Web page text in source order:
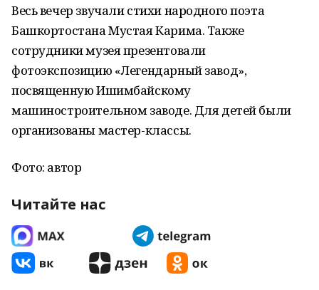
Весь вечер звучали стихи народного поэта
Башкортостана Мустая Карима. Также
сотрудники музея презентовали
фотоэкспозицию «Легендарный завод»,
посвященную Ишимбайскому
машиностроительном заводе. Для детей были
организованы мастер-классы.
Фото: автор
Читайте нас